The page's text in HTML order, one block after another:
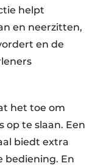
helpt
en neerzitten,
en de
het toe om
op te slaan. Een
biedt extra
bediening. En